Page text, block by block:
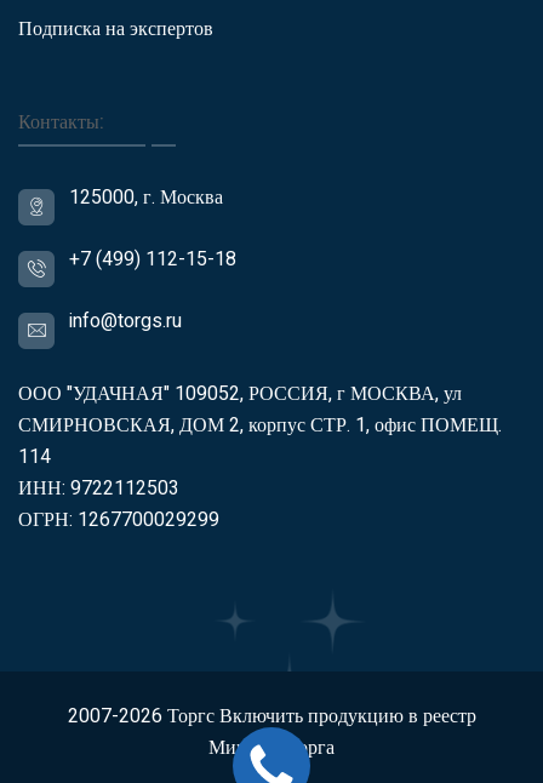
Подписка на экспертов
Контакты:
125000, г. Москва
+7 (499) 112-15-18
info@torgs.ru
ООО "УДАЧНАЯ" 109052, РОССИЯ, г МОСКВА, ул
СМИРНОВСКАЯ, ДОМ 2, корпус СТР. 1, офис ПОМЕЩ.
114
ИНН: 9722112503
ОГРН: 1267700029299
2007-2026ТоргсВключить продукцию в реестр
Минпромторга